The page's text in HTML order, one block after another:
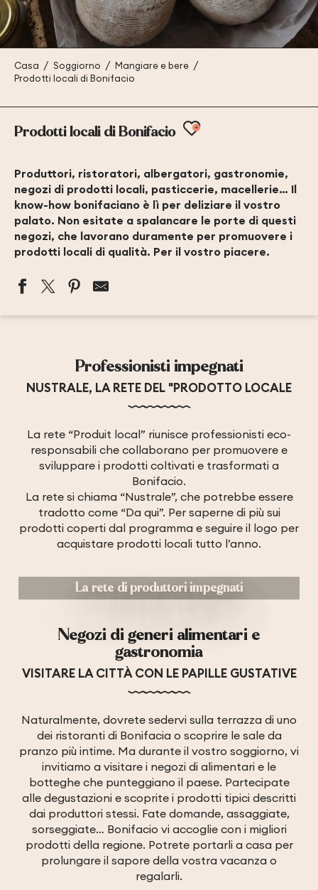
Casa Soggiorno
Mangiare e bere
Prodotti locali di Bonifacio
Prodotti locali di Bonifacio Ajouter aux
Produttori, ristoratori, albergatori, gastronomie,
negozi di prodotti locali, pasticcerie, macellerie… Il
know-how bonifaciano è lì per deliziare il vostro
palato. Non esitate a spalancare le porte di questi
negozi, che lavorano duramente per promuovere i
prodotti locali di qualità. Per il vostro piacere.
Professionisti impegnati
NUSTRALE, LA RETE DEL "PRODOTTO LOCALE
La rete “Produit local” riunisce professionisti eco-
responsabili che collaborano per promuovere e
sviluppare i prodotti coltivati e trasformati a
Bonifacio.
La rete si chiama “Nustrale”, che potrebbe essere
tradotto come “Da qui”. Per saperne di più sui
prodotti coperti dal programma e seguire il logo per
acquistare prodotti locali tutto l’anno.
La rete di produttori impegnati
Negozi di generi alimentari e
gastronomia
VISITARE LA CITTÀ CON LE PAPILLE GUSTATIVE
Naturalmente, dovrete sedervi sulla terrazza di uno
dei ristoranti di Bonifacia o scoprire le sale da
pranzo più intime. Ma durante il vostro soggiorno, vi
invitiamo a visitare i negozi di alimentari e le
botteghe che punteggiano il paese. Partecipate
alle degustazioni e scoprite i prodotti tipici descritti
dai produttori stessi. Fate domande, assaggiate,
sorseggiate… Bonifacio vi accoglie con i migliori
prodotti della regione. Potrete portarli a casa per
prolungare il sapore della vostra vacanza o
regalarli.